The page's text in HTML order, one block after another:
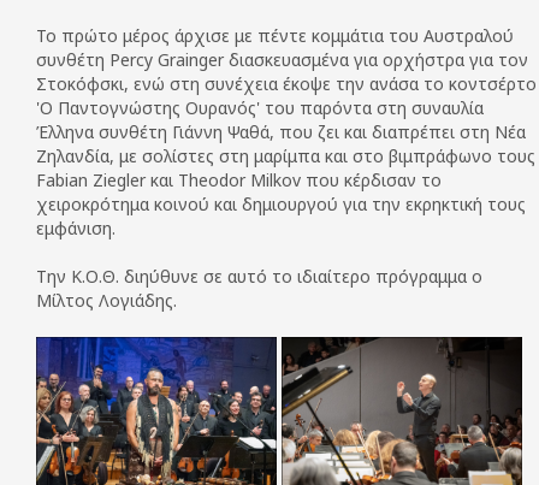
Το πρώτο μέρος άρχισε με πέντε κομμάτια του Αυστραλού
συνθέτη Percy Grainger διασκευασμένα για ορχήστρα για τον
Στοκόφσκι, ενώ στη συνέχεια έκοψε την ανάσα το κοντσέρτο
'Ο Παντογνώστης Ουρανός' του παρόντα στη συναυλία
Έλληνα συνθέτη Γιάννη Ψαθά, που ζει και διαπρέπει στη Νέα
Ζηλανδία, με σολίστες στη μαρίμπα και στο βιμπράφωνο τους
Fabian Ziegler και Theodor Milkov που κέρδισαν το
χειροκρότημα κοινού και δημιουργού για την εκρηκτική τους
εμφάνιση.
Την Κ.Ο.Θ. διηύθυνε σε αυτό το ιδιαίτερο πρόγραμμα ο
Μίλτος Λογιάδης.